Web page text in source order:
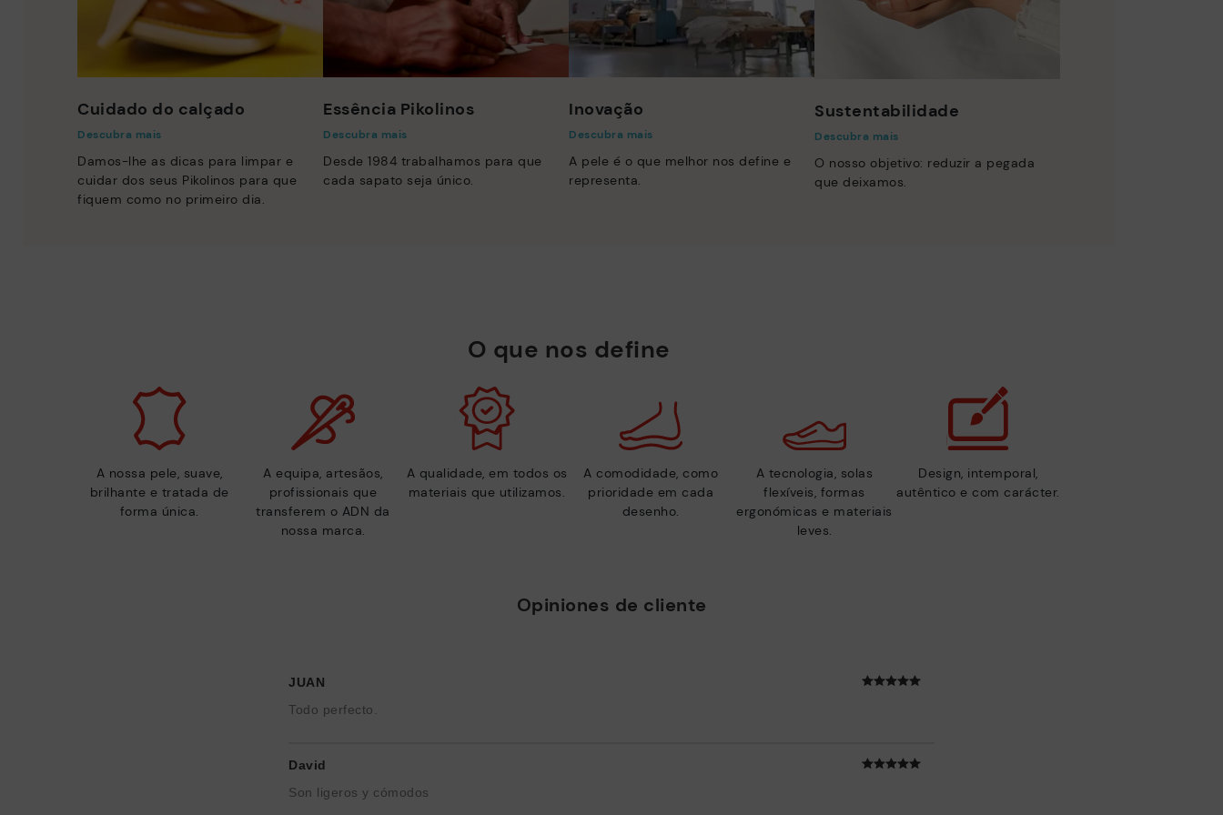
Cuidado do calçado
Descubra mais
Damos-lhe as dicas para limpar e
cuidar dos seus Pikolinos para que
fiquem como no primeiro dia.
Essência Pikolinos
Descubra mais
Desde 1984 trabalhamos para que
cada sapato seja único.
Inovação
Descubra mais
A pele é o que melhor nos define e
representa.
Sustentabilidade
Descubra mais
O nosso objetivo: reduzir a pegada
que deixamos.
O que nos define
A nossa pele, suave,
brilhante e tratada de
forma única.
A equipa, artesãos,
profissionais que
transferem o ADN da
nossa marca.
A qualidade, em todos os
materiais que utilizamos.
A comodidade, como
prioridade em cada
desenho.
A tecnologia, solas
flexíveis, formas
ergonómicas e materiais
leves.
Design, intemporal,
autêntico e com carácter.
Opiniones de cliente
JUAN
Todo perfecto.
David
Son ligeros y cómodos